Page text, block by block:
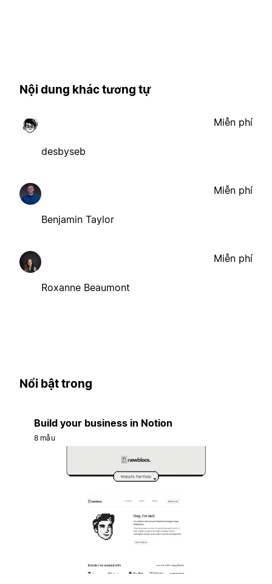
Nội dung khác tương tự
desbyseb
Miễn phí
Benjamin Taylor
Miễn phí
Roxanne Beaumont
Miễn phí
Nổi bật trong
Build your business in Notion
8 mẫu